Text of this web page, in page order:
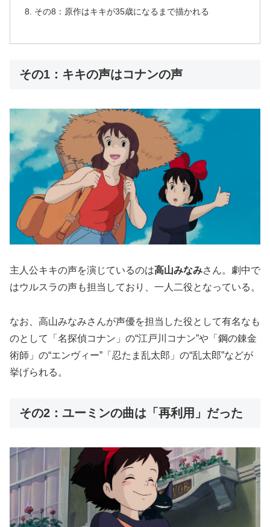
その8：原作はキキが35歳になるまで描かれる
その1：キキの声はコナンの声
主人公キキの声を演じているのは高山みなみさん。劇中で
はウルスラの声も担当しており、一人二役となっている。
なお、高山みなみさんが声優を担当した役として有名なも
のとして「名探偵コナン」の“江戸川コナン”や「鋼の錬金
術師」の“エンヴィー”「忍たま乱太郎」の“乱太郎”などが
挙げられる。
その2：ユーミンの曲は「再利用」だった